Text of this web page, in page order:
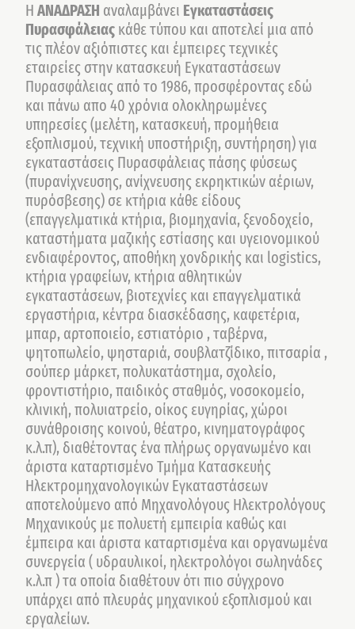
H ΑΝΑΔΡΑΣΗ αναλαμβάνει Εγκαταστάσεις
Πυρασφάλειας κάθε τύπου και αποτελεί μια από
τις πλέον αξιόπιστες και έμπειρες τεχνικές
εταιρείες στην κατασκευή Εγκαταστάσεων
Πυρασφάλειας από το 1986, προσφέροντας εδώ
και πάνω απο 40 χρόνια ολοκληρωμένες
υπηρεσίες (μελέτη, κατασκευή, προμήθεια
εξοπλισμού, τεχνική υποστήριξη, συντήρηση) για
εγκαταστάσεις Πυρασφάλειας πάσης φύσεως
(πυρανίχνευσης, ανίχνευσης εκρηκτικών αέριων,
πυρόσβεσης) σε κτήρια κάθε είδους
(επαγγελματικά κτήρια, βιομηχανία, ξενοδοχείο,
καταστήματα μαζικής εστίασης και υγειονομικού
ενδιαφέροντος, αποθήκη χονδρικής και logistics,
κτήρια γραφείων, κτήρια αθλητικών
εγκαταστάσεων, βιοτεχνίες και επαγγελματικά
εργαστήρια, κέντρα διασκέδασης, καφετέρια,
μπαρ, αρτοποιείο, εστιατόριο , ταβέρνα,
ψητοπωλείο, ψησταριά, σουβλατζίδικο, πιτσαρία ,
σούπερ μάρκετ, πολυκατάστημα, σχολείο,
φροντιστήριο, παιδικός σταθμός, νοσοκομείο,
κλινική, πολυιατρείο, οίκος ευγηρίας, χώροι
συνάθροισης κοινού, θέατρο, κινηματογράφος
κ.λ.π), διαθέτοντας ένα πλήρως οργανωμένο και
άριστα καταρτισμένο Τμήμα Κατασκευής
Ηλεκτρομηχανολογικών Εγκαταστάσεων
αποτελούμενο από Μηχανολόγους Ηλεκτρολόγους
Μηχανικούς με πολυετή εμπειρία καθώς και
έμπειρα και άριστα καταρτισμένα και οργανωμένα
συνεργεία ( υδραυλικοί, ηλεκτρολόγοι σωληνάδες
κ.λ.π ) τα οποία διαθέτουν ότι πιο σύγχρονο
υπάρχει από πλευράς μηχανικού εξοπλισμού και
εργαλείων.